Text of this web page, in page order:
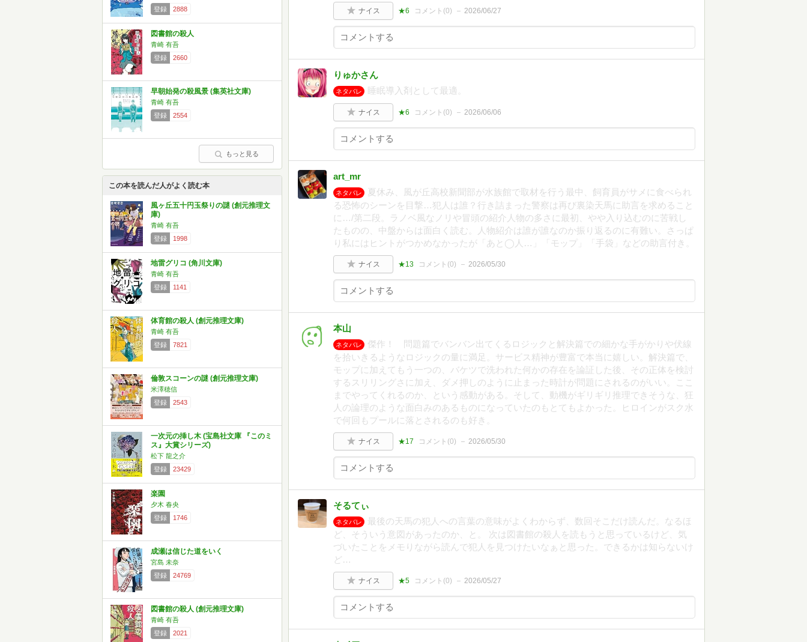
登録
2888
図書館の殺人
青崎 有吾
登録
2660
早朝始発の殺風景 (集英社文庫)
青崎 有吾
登録
2554
もっと見る
この本を読んだ人がよく読む本
風ヶ丘五十円玉祭りの謎 (創元推理文
庫)
青崎 有吾
登録
1998
地雷グリコ (角川文庫)
青崎 有吾
登録
1141
体育館の殺人 (創元推理文庫)
青崎 有吾
登録
7821
倫敦スコーンの謎 (創元推理文庫)
米澤穂信
登録
2543
一次元の挿し木 (宝島社文庫 『このミ
ス』大賞シリーズ)
松下 龍之介
登録
23429
楽園
夕木 春央
登録
1746
成瀬は信じた道をいく
宮島 未奈
登録
24769
図書館の殺人 (創元推理文庫)
青崎 有吾
登録
2021
ナイス ★6 コメント(0) 2026/06/27
りゅかさん
ネタバレ 睡眠導入剤として最適。
ナイス ★6 コメント(0) 2026/06/06
art_mr
ネタバレ
夏休み、風が丘高校新聞部が水族館で取材を行う最中、飼育員がサメに食べられ
る恐怖のシーンを目撃…犯人は誰？行き詰まった警察は再び裏染天馬に助言を求めること
に…/第二段。ラノベ風なノリや冒頭の紹介人物の多さに最初、やや入り込むのに苦戦し
たものの、中盤からは面白く読む。人物紹介は誰が誰なのか振り返るのに有難い。さっぱ
り私にはヒントがつかめなかったが「あと◯人…」「モップ」「手袋」などの助言付き。
ナイス ★13 コメント(0) 2026/05/30
本山
ネタバレ
傑作！ 問題篇でバンバン出てくるロジックと解決篇での細かな手がかりや伏線
を拾いきるようなロジックの量に満足。サービス精神が豊富で本当に嬉しい。解決篇で、
モップに加えてもう一つの、バケツで洗われた何かの存在を論証した後、その正体を検討
するスリリングさに加え、ダメ押しのように止まった時計が問題にされるのがいい。ここ
までやってくれるのか、という感動がある。そして、動機がギリギリ推理できそうな、狂
人の論理のような面白みのあるものになっていたのもとてもよかった。ヒロインがスク水
で何回もプールに落とされるのも好き。
ナイス ★17 コメント(0) 2026/05/30
そるてぃ
ネタバレ
最後の天馬の犯人への言葉の意味がよくわからず、数回そこだけ読んだ。なるほ
ど、そういう意図があったのか、と。 次は図書館の殺人を読もうと思っているけど、気
づいたことをメモりながら読んで犯人を見つけたいなぁと思った。できるかは知らないけ
ど…
ナイス ★5 コメント(0) 2026/05/27